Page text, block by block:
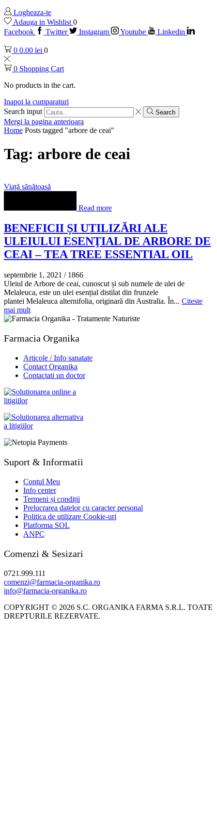
Logheaza-te
Adauga in Wishlist 0
Facebook
Twitter Instagram Youtube Linkedin
0 0.00 lei 0
0 Shopping Cart
No products in the cart.
Inapoi la cumparaturi
Search input
Search
Mergi la pagina anterioara
Home Posts tagged "arbore de ceai"
Tag: arbore de ceai
Viață sănătoasă
Read more
BENEFICII ȘI UTILIZĂRI ALE
ULEIULUI ESENŢIAL DE ARBORE DE
CEAI – TEA TREE ESSENTIAL OIL
septembrie 1, 2021 / 1866
Uleiul de Arbore de ceai, cunoscut și sub numele de ulei de
Melaleuca, este un ulei esențial distilat din frunzele
plantei Melaleuca alternifolia, originară din Australia. În... Citeste
mai mult
Farmacia Organika
Articole / Info sanatate
Contact Organika
Contactati un doctor
Suport & Informatii
Contul Meu
Info center
Termeni și condiții
Prelucrarea datelor cu caracter personal
Politica de utilizare Cookie-uri
Platforma SOL
ANPC
Comenzi & Sesizari
0721.999.111
comenzi@farmacia-organika.ro
info@farmacia-organika.ro
COPYRIGHT © 2026 S.C. ORGANIKA FARMA S.R.L. TOATE
DREPTURILE REZERVATE.